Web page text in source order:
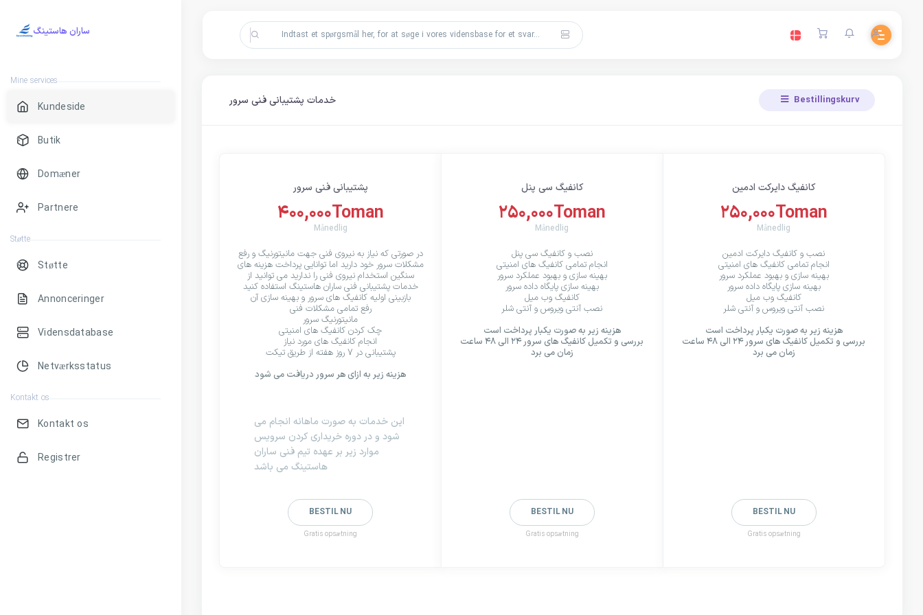
ساران هاستینگ
Mine services
Kundeside
Butik
Domæner
Partnere
Støtte
Støtte
Annonceringer
Vidensdatabase
Netværksstatus
Kontakt os
Kontakt os
Registrer
خدمات پشتیبانی فنی سرور Bestillingskurv
پشتیبانی فنی سرور
400,000Toman
Månedlig
در صورتی که نیاز به نیروی فنی جهت مانیتورنیگ و رفع
مشکلات سرور خود دارید اما توانایی پرداخت هزینه های
سنگین استخدام نیروی فنی را ندارید می توانید از
خدمات پشتیبانی فنی ساران هاستینگ استفاده کنید
بازبینی اولیه کانفیگ های سرور و بهینه سازی آن
رفع تمامی مشکلات فنی
مانیتورنیگ سرور
چک کردن کانفیگ های امنیتی
انجام کانفیگ های مورد نیاز
پشتیبانی در ۷ روز هفته از طریق تیکت
هزینه زیر به ازای هر سرور دریافت می شود
این خدمات به صورت ماهانه انجام می
شود و در دوره خریداری کردن سرویس
موارد زیر بر عهده تیم فنی ساران
هاستینگ می باشد
BESTIL NU
Gratis opsætning
کانفیگ سی پنل
250,000Toman
Månedlig
نصب و کانفیگ سی پنل
انجام تمامی کانفیگ های امنیتی
بهینه سازی و بهبود عملکرد سرور
بهینه سازی پایگاه داده سرور
کانفیگ وب میل
نصب آنتی ویروس و آنتی شلر
هزینه زیر به صورت یکبار پرداخت است
بررسی و تکمیل کانفیگ های سرور ۲۴ الی ۴۸ ساعت
زمان می برد
BESTIL NU
Gratis opsætning
کانفیگ دایرکت ادمین
250,000Toman
Månedlig
نصب و کانفیگ دایرکت ادمین
انجام تمامی کانفیگ های امنیتی
بهینه سازی و بهبود عملکرد سرور
بهینه سازی پایگاه داده سرور
کانفیگ وب میل
نصب آنتی ویروس و آنتی شلر
هزینه زیر به صورت یکبار پرداخت است
بررسی و تکمیل کانفیگ های سرور ۲۴ الی ۴۸ ساعت
زمان می برد
BESTIL NU
Gratis opsætning